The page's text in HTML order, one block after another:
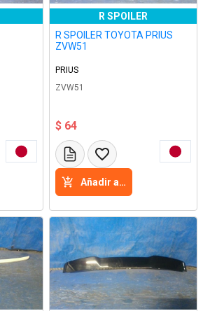
R SPOILER
R SPOILER TOYOTA PRIUS
ZVW51
PRIUS
ZVW51
$ 64
Añadir a la cesta